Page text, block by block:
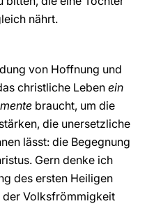
nährt.
von Hoffnung und
christliche Leben ein
braucht, um die
die unersetzliche
lässt: die Begegnung
Gern denke ich
des ersten Heiligen
der Volksfrömmigkeit